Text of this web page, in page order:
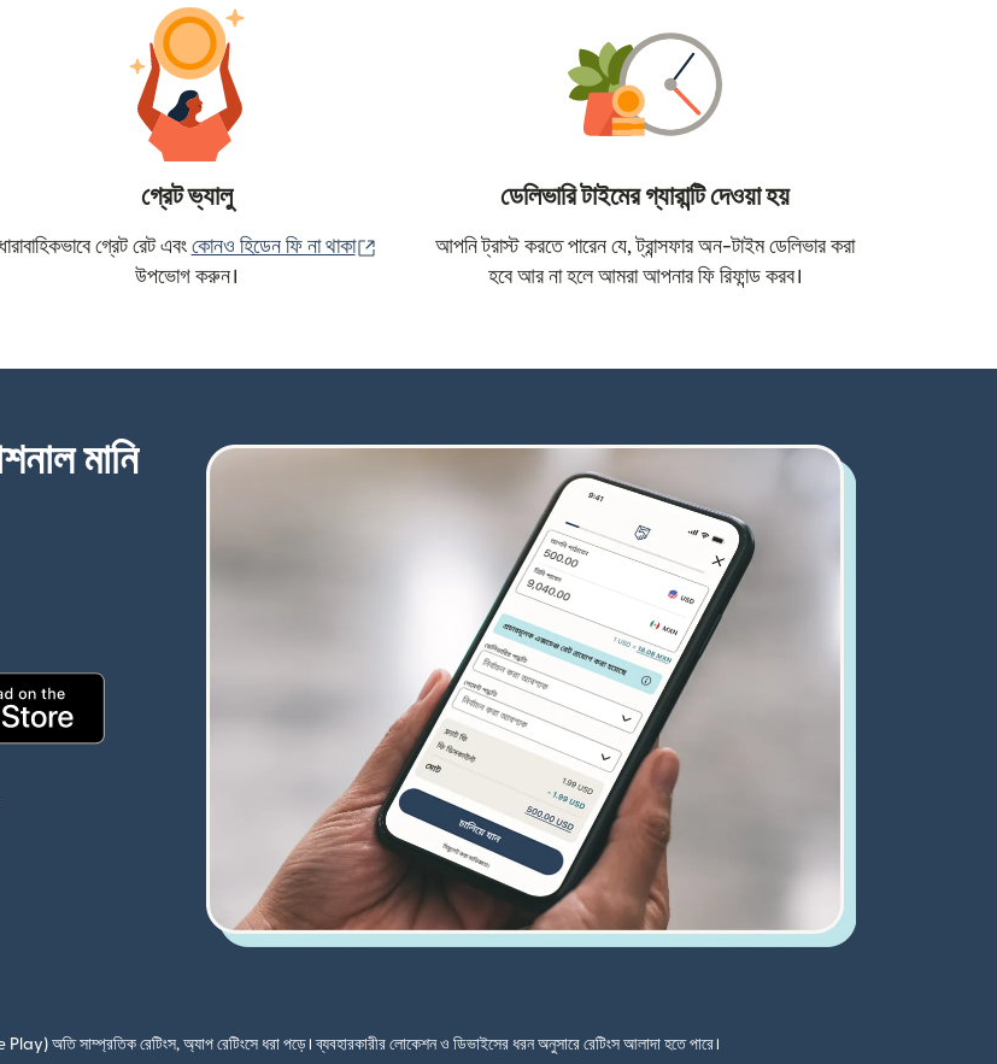
গ্রেট ভ্যালু
ধারাবাহিকভাবে গ্রেট রেট এবং কোনও হিডেন ফি না থাকা
(নতুন উইন্ডোতে খুলবে)
উপভোগ করুন।
ডেলিভারি টাইমের গ্যারান্টি দেওয়া হয়
আপনি ট্রাস্ট করতে পারেন যে, ট্রান্সফার অন-টাইম ডেলিভার করা
হবে আর না হলে আমরা আপনার ফি রিফান্ড করব।
মানি
অতি সাম্প্রতিক রেটিংস, অ্যাপ রেটিংসে ধরা পড়ে। ব্যবহারকারীর লোকেশন ও ডিভাইসের ধরন অনুসারে রেটিংস আলাদা হতে পারে।